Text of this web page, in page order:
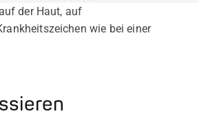
der Haut, auf
wie bei einer